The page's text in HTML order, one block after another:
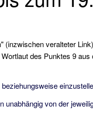
veralteter
des Punktes 9
von der